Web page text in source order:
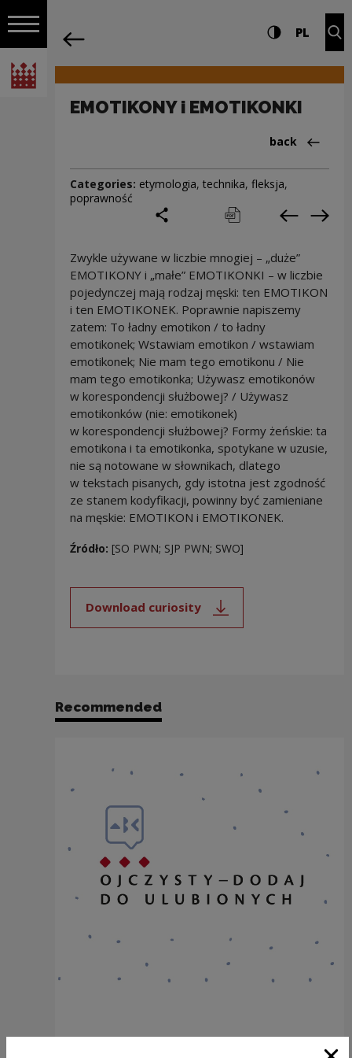
Open navigation
National Centre for Culture Poland
Navigation Settings and search
High contrast
PL
EMOTIKONY i EMOTIKONKI
Back
back
Categories: etymologia, technika, fleksja,
poprawność
print pobierz Previous
Zwykle używane w liczbie mnogiej – „duże”
EMOTIKONY i „małe” EMOTIKONKI – w liczbie
pojedynczej mają rodzaj męski: ten EMOTIKON
i ten EMOTIKONEK. Poprawnie napiszemy
zatem: To ładny emotikon / to ładny
emotikonek; Wstawiam emotikon / wstawiam
emotikonek; Nie mam tego emotikonu / Nie
mam tego emotikonka; Używasz emotikonów
w korespondencji służbowej? / Używasz
emotikonków (nie: emotikonek)
w korespondencji służbowej? Formy żeńskie: ta
emotikona i ta emotikonka, spotykane w uzusie,
nie są notowane w słownikach, dlatego
w tekstach pisanych, gdy istotna jest zgodność
ze stanem kodyfikacji, powinny być zamieniane
na męskie: EMOTIKON i EMOTIKONEK.
Źródło: [SO PWN; SJP PWN; SWO]
Download curiosity
Note, the link will open in a new
Recommended